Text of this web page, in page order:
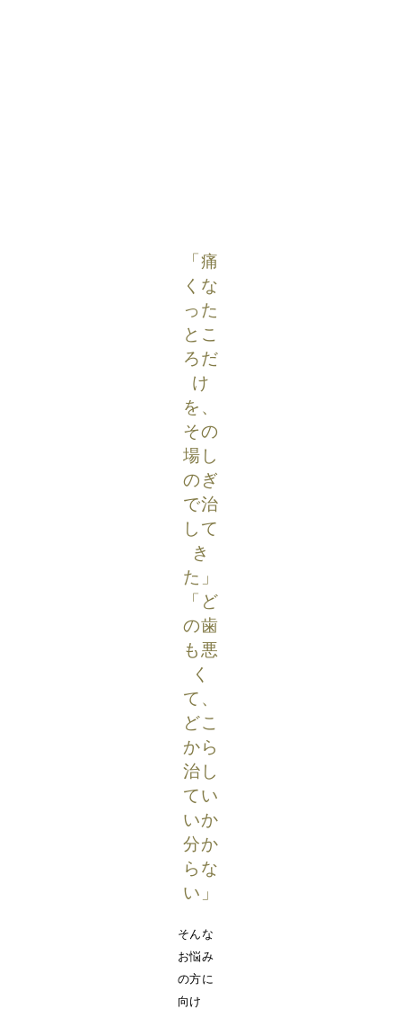
「痛
くな
った
とこ
ろだ
け
を、
その
場し
のぎ
で治
して
き
た」
「ど
の歯
も悪
く
て、
どこ
から
治し
てい
いか
分か
らな
い」
そんな
お悩み
の方に
向け